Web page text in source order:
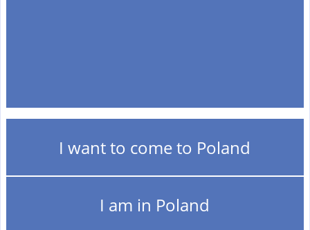
I want to come to Poland
I am in Poland